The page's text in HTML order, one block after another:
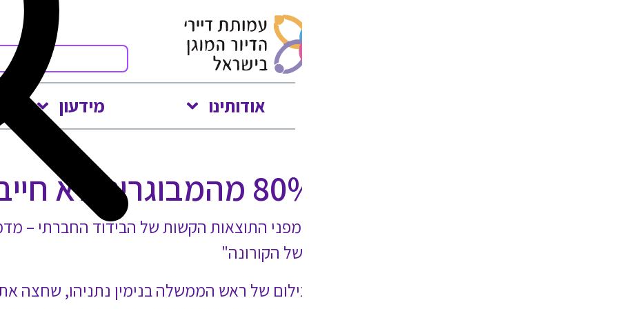
תקשורת משפטי
התוצאות הקשות של הבידוד החברתי – מדמנציה, דרך סוכרת ועד לעלייה
ימים שאחרי ראש השנה זעמו רבים על צילום של ראש הממשלה בנימין נתניהו, שחצה את גיל 70, מסב אל ליל הסדר עם בנו